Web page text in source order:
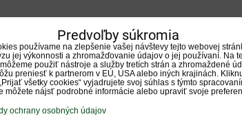
LinkedInWhatsApp
E-
mail
Diskusia 0 Otázka k produktu
Predvoľby súkromia
používame na zlepšenie vašej návštevy tejto webovej
jej výkonnosti a zhromažďovanie údajov o jej používaní. Na
použiť nástroje a služby tretích strán a zhromaždené
preniesť k partnerom v EÚ, USA alebo iných krajinách.
všetky cookies“ vyjadrujete svoj súhlas s týmto
môžete nájsť podrobné informácie alebo upraviť svoje
ochrany osobných údajov